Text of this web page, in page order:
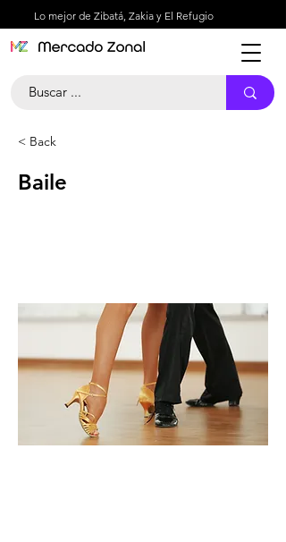
Lo mejor de Zibatá, Zakia y El Refugio
< Back
Baile